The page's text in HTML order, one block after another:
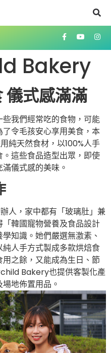
Bakery
儀式感滿滿
我們經常吃的食物，可能
令毛孩安心享用美食，本
純天然食材，以100%人手
這些食品造型出眾，即使
儀式感的美味。
人，家中都有「玻璃肚」兼
韓國寵物營養及食品設計
知識。她們嚴選無激素、
人手方式製成多款烘焙食
之餘，又能成為生日、節
Bakery也提供客製化產
地佈置用品。